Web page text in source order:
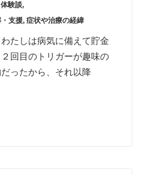
体験談,
支援, 症状や治療の経緯
たしは病気に備えて貯金
回目のトリガーが趣味の
ったから、それ以降